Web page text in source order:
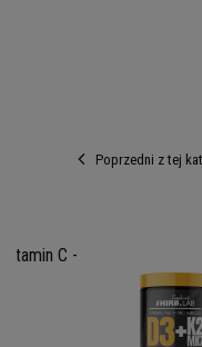
Izolat
białka
Potrzebujesz
ale nie wiesz,
Poprzedni z tej
C -